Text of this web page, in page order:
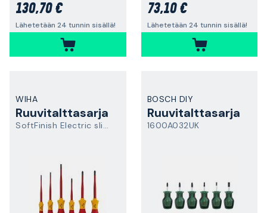
130,70 €
Lähetetään 24 tunnin sisällä!
73,10 €
Lähetetään 24 tunnin sisällä!
WIHA
Ruuvitalttasarja
SoftFinish Electric slimFix
BOSCH DIY
Ruuvitalttasarja
1600A032UK